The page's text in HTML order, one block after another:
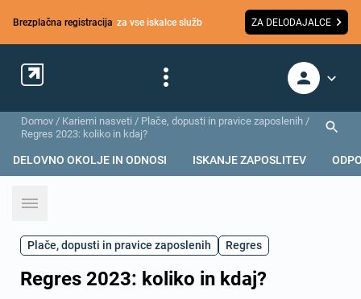
Brezplačna registracija za vse iskalce služb ZA DELODAJALCE
Domov / Karierni nasveti / Plače, dopusti in pravice zaposlenih /
Regres 2023: koliko in kdaj?
DELOVNO OKOLJE IN ODNOSI ISKANJE ZAPOSLITEV
Plače, dopusti in pravice zaposlenih Regres
Regres 2023: koliko in kdaj?